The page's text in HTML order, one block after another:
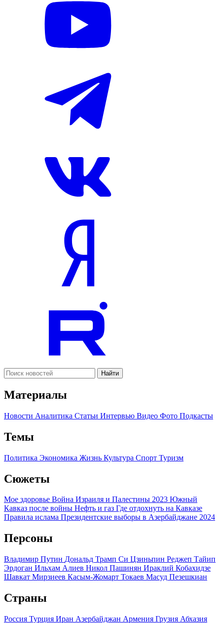
Найти
Материалы
Новости Аналитика Статьи Интервью Видео Фото Подкасты
Темы
Политика Экономика Жизнь Культура Спорт Туризм
Сюжеты
Мое здоровье Война Израиля и Палестины 2023 Южный
Кавказ после войны Нефть и газ Где отдохнуть на Кавказе
Правила ислама Президентские выборы в Азербайджане 2024
Персоны
Владимир Путин Дональд Трамп Си Цзиньпин Реджеп Тайип
Эрдоган Ильхам Алиев Никол Пашинян Ираклий Кобахидзе
Шавкат Мирзиеев Касым-Жомарт Токаев Масуд Пезешкиан
Страны
Россия Турция Иран Азербайджан Армения Грузия Абхазия